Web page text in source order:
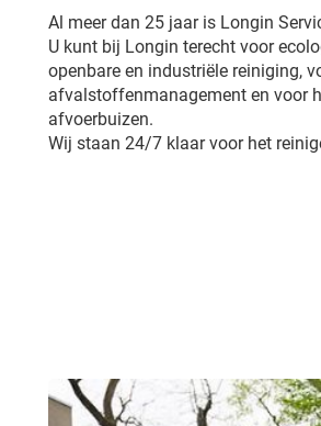
Al meer dan 25 jaar is Longin
U kunt bij Longin terecht voor
openbare en industriële reiniging,
afvalstoffenmanagement en voor
afvoerbuizen.
Wij staan 24/7 klaar voor het